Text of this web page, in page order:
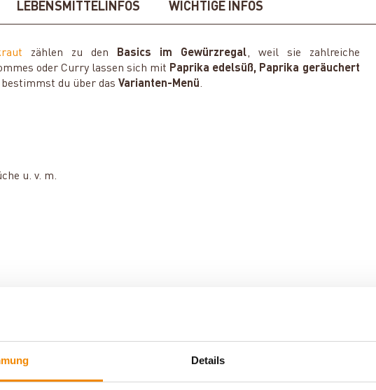
Details
LEBENSMITTELINFOS WICHTIGE INFOS
zählen zu den Basics im Gewürzregal, weil sie zahlreiche
oder Curry lassen sich mit Paprika edelsüß, Paprika geräuchert
bestimmst du über dasVarianten-Menü.
u. v. m.